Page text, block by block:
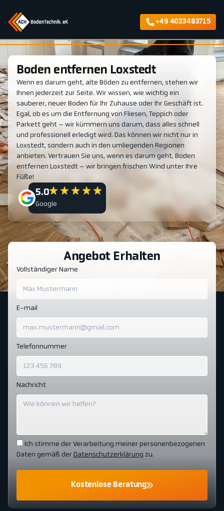
+49 4033483715
Boden entfernen Loxstedt
Wenn es darum geht, alte Böden zu entfernen, stehen wir
Ihnen jederzeit zur Seite. Wir wissen, wie wichtig ein
sauberer, neuer Boden für Ihr Zuhause oder Ihr Geschäft ist.
Egal, ob es um die Entfernung von Fliesen, Teppich oder
Parkett geht – wir kümmern uns darum, dass alles schnell
und professionell erledigt wird. Das können wir nicht nur in
Loxstedt, sondern auch in den umliegenden Regionen
anbieten. Vertrauen Sie uns, wenn es darum geht, Boden
entfernen Loxstedt – wir bringen frischen Wind unter Ihre
Füße!
5.0
Google
Angebot Erhalten
Vollständiger Name
E-mail
Telefonnummer
Nachricht
Ich stimme der Verarbeitung meiner personenbezogenen
Daten gemäß der Datenschutzerklärung zu.
Kostenlose Beratung